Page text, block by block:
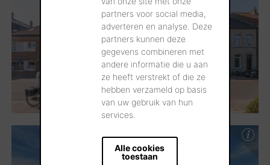
partners voor social media,
adverteren en analyse. Deze
partners kunnen deze
gegevens combineren met
andere informatie die u aan
ze heeft verstrekt of die ze
hebben verzameld op basis
van uw gebruik van hun
services.
Alle cookies
toestaan